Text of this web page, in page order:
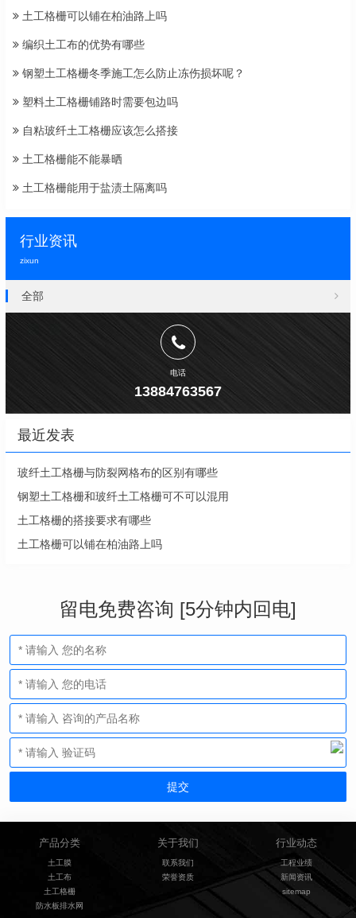
土工格栅可以铺在柏油路上吗
编织土工布的优势有哪些
钢塑土工格栅冬季施工怎么防止冻伤损坏呢？
塑料土工格栅铺路时需要包边吗
自粘玻纤土工格栅应该怎么搭接
土工格栅能不能暴晒
土工格栅能用于盐渍土隔离吗
行业资讯
zixun
全部
电话
13884763567
最近发表
玻纤土工格栅与防裂网格布的区别有哪些
钢塑土工格栅和玻纤土工格栅可不可以混用
土工格栅的搭接要求有哪些
土工格栅可以铺在柏油路上吗
留电免费咨询 [5分钟内回电]
产品分类
土工膜
土工布
土工格栅
防水板排水网
关于我们
联系我们
荣誉资质
行业动态
工程业绩
新闻资讯
sitemap